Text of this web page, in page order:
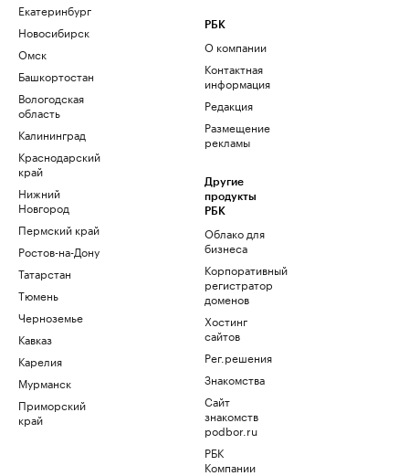
Екатеринбург
Новосибирск
Омск
Башкортостан
Вологодская
область
Калининград
Краснодарский
край
Нижний
Новгород
Пермский край
Ростов-на-Дону
Татарстан
Тюмень
Черноземье
Кавказ
Карелия
Мурманск
Приморский
край
РБК
О компании
Контактная
информация
Редакция
Размещение
рекламы
Другие
продукты
РБК
Облако для
бизнеса
Корпоративный
регистратор
доменов
Хостинг
сайтов
Рег.решения
Знакомства
Сайт
знакомств
podbor.ru
РБК
Компании